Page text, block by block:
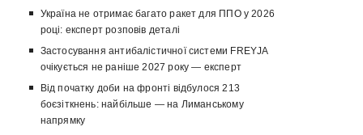
Україна не отримає багато ракет для ППО у 2026
році: експерт розповів деталі
Застосування антибалістичної системи FREYJA
очікується не раніше 2027 року — експерт
Від початку доби на фронті відбулося 213
боєзіткнень: найбільше — на Лиманському
напрямку